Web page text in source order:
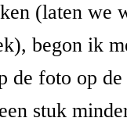
(laten we
begon ik
de foto op
stuk